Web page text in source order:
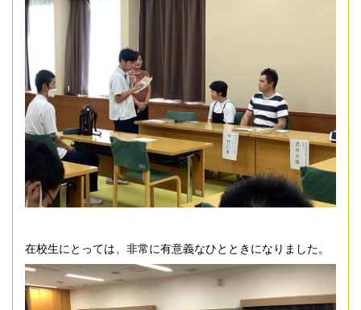
在校生にとっては、非常に有意義なひとときになりました。